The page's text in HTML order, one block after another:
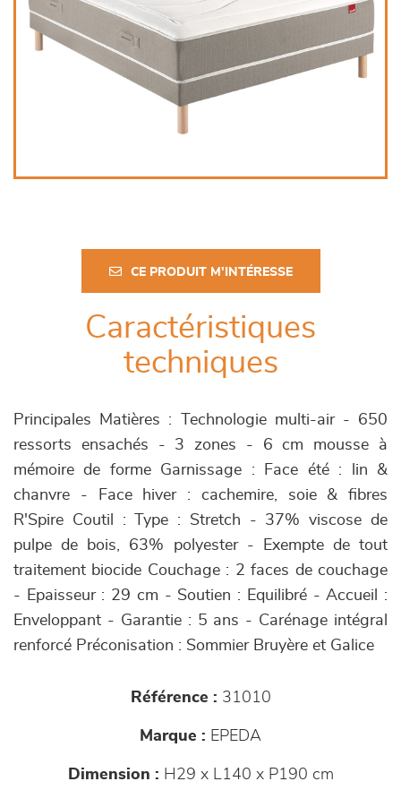
CE PRODUIT M'INTÉRESSE
Caractéristiques
techniques
Principales Matières : Technologie multi-air - 650
ressorts ensachés - 3 zones - 6 cm mousse à
mémoire de forme Garnissage : Face été : lin &
chanvre - Face hiver : cachemire, soie & fibres
R'Spire Coutil : Type : Stretch - 37% viscose de
pulpe de bois, 63% polyester - Exempte de tout
traitement biocide Couchage : 2 faces de couchage
- Epaisseur : 29 cm - Soutien : Equilibré - Accueil :
Enveloppant - Garantie : 5 ans - Carénage intégral
renforcé Préconisation : Sommier Bruyère et Galice
Référence : 31010
Marque : EPEDA
Dimension : H29 x L140 x P190 cm